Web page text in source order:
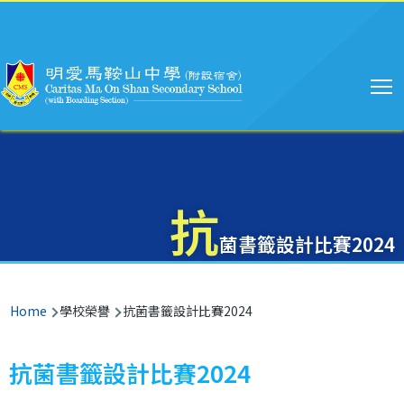
抗菌書籤設計比賽2024
Breadcrumb
Home 學校榮譽 抗菌書籤設計比賽2024
抗菌書籤設計比賽2024